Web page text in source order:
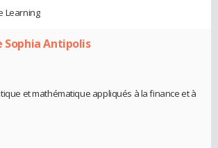
Learning
Sophia Antipolis
et mathématique appliqués à la finance et à